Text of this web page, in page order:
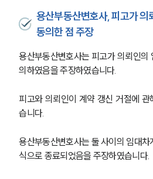
용산부동산변호사, 피고가 의
동의한 점 주장
용산부동산변호사는 피고가 의뢰인의
의하였음을 주장하였습니다.
피고와 의뢰인이 계약 갱신 거절에
습니다.
용산부동산변호사는 둘 사이의 임대
식으로 종료되었음을 주장하였습니다.